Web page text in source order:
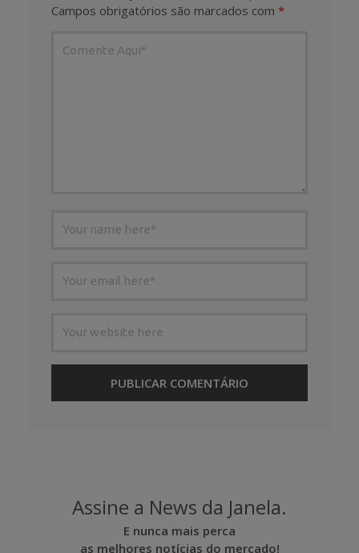
Campos obrigatórios são marcados com *
Assine a News da Janela.
E nunca mais perca
as melhores notícias do mercado!